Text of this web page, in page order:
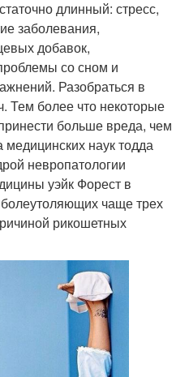
длинный: стресс,
заболевания,
добавок,
со сном и
Разобраться в
Тем более что некоторые
больше вреда, чем
наук тодда
невропатологии
уэйк Форест в
чаще трех
рикошетных